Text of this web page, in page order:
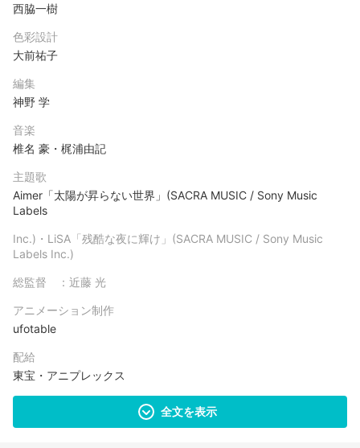
西脇一樹
色彩設計
大前祐子
編集
神野 学
音楽
椎名 豪・梶浦由記
主題歌
Aimer「太陽が昇らない世界」(SACRA MUSIC / Sony Music
Labels
Inc.)・LiSA「残酷な夜に輝け」(SACRA MUSIC / Sony Music
Labels Inc.)
総監督 ：近藤 光
アニメーション制作
ufotable
配給
東宝・アニプレックス
全文を表示